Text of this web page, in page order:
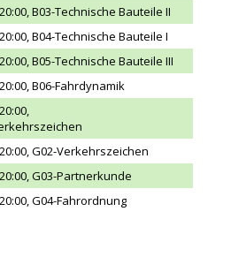
B03-Technische Bauteile II
B04-Technische Bauteile I
B05-Technische Bauteile III
B06-Fahrdynamik
G02-Verkehrszeichen
G03-Partnerkunde
G04-Fahrordnung